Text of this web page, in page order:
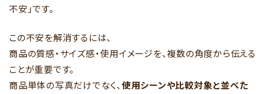
不安」です。
この不安を解消するには、
商品の質感・サイズ感・使用イメージを、複数の角度から伝える
ことが重要です。
商品単体の写真だけでなく、 使用シーンや比較対象と並べた